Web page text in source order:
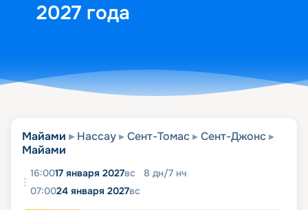
2027 года
Майами Нассау Сент-Томас
Сент-Джонс
Майами
16:0017 января 2027вс 8 дн/7 нч
07:0024 января 2027вс